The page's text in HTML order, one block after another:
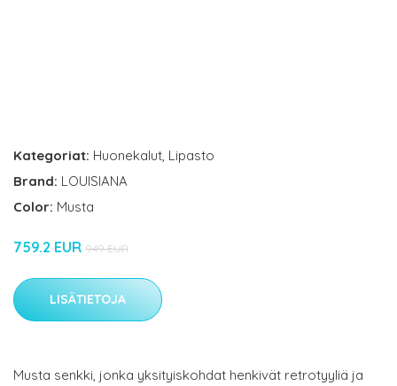
Kategoriat: Huonekalut, Lipasto
Brand: LOUISIANA
Color: Musta
759.2 EUR 949 EUR
LISÄTIETOJA
Musta senkki, jonka yksityiskohdat henkivät retrotyyliä ja